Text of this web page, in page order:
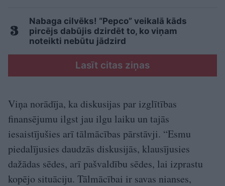
Nabaga cilvēks! “Pepco” veikalā kāds
pircējs dabūjis dzirdēt to, ko viņam
noteikti nebūtu jādzird
Lasīt citas ziņas
Viņa norādīja, ka diskusijas par izglītības
finansējumu ilgst jau ilgu laiku un tajās
iesaistījušies arī tālmācības pārstāvji. “Esmu
piedalījusies daudzās diskusijās, klausījusies
dažādas sēdes, arī pašvaldību sēdes, lai izprastu
kopējo situāciju. Tālmācībai ir savas nianses,